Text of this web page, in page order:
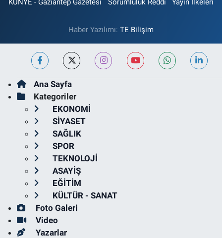
KÜNYE - Gaziantep Gazetesi
Sorumluluk Reddi Yayın İlkeleri
Haber Yazılımı: TE Bilişim
Ana Sayfa
Kategoriler
EKONOMİ
SİYASET
SAĞLIK
SPOR
TEKNOLOJİ
ASAYİŞ
EĞİTİM
KÜLTÜR - SANAT
Foto Galeri
Video
Yazarlar